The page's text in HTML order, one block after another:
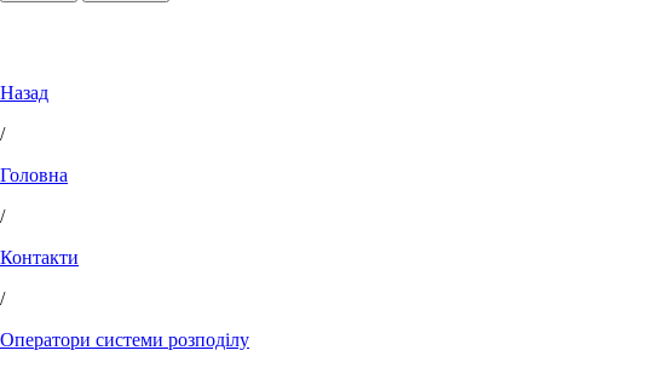
Назад
/
Головна
/
Контакти
/
Оператори системи розподілу